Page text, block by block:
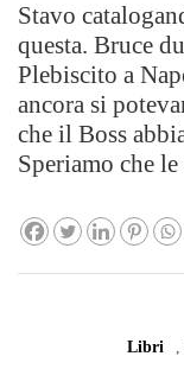
Stavo
questa. Bruce
Plebiscito a
ancora si
che il Boss
Speriamo che
Libri ,